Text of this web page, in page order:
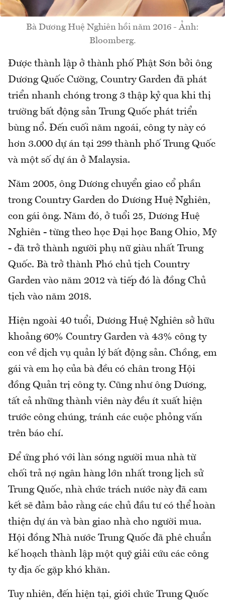
Bà Dương Huệ Nghiên hồi năm 2016 - Ảnh:
Bloomberg.
Được thành lập ở thành phố Phật Sơn bởi ông
Dương Quốc Cường, Country Garden đã phát
triển nhanh chóng trong 3 thập kỷ qua khi thị
trường bất động sản Trung Quốc phát triển
bùng nổ. Đến cuối năm ngoái, công ty này có
hơn 3.000 dự án tại 299 thành phố Trung Quốc
và một số dự án ở Malaysia.
Năm 2005, ông Dương chuyển giao cổ phần
trong Country Garden do Dương Huệ Nghiên,
con gái ông. Năm đó, ở tuổi 25, Dương Huệ
Nghiên - từng theo học Đại học Bang Ohio, Mỹ
- đã trở thành người phụ nữ giàu nhất Trung
Quốc. Bà trở thành Phó chủ tịch Country
Garden vào năm 2012 và tiếp đó là đồng Chủ
tịch vào năm 2018.
Hiện ngoài 40 tuổi, Dương Huệ Nghiên sở hữu
khoảng 60% Country Garden và 43% công ty
con về dịch vụ quản lý bất động sản. Chồng, em
gái và em họ của bà đều có chân trong Hội
đồng Quản trị công ty. Cũng như ông Dương,
tất cả những thành viên này đều ít xuất hiện
trước công chúng, tránh các cuộc phỏng vấn
trên báo chí.
Để ứng phó với làn sóng người mua nhà từ
chối trả nợ ngân hàng lớn nhất trong lịch sử
Trung Quốc, nhà chức trách nước này đã cam
kết sẽ đảm bảo rằng các chủ đầu tư có thể hoàn
thiện dự án và bàn giao nhà cho người mua.
Hội đồng Nhà nước Trung Quốc đã phê chuẩn
kế hoạch thành lập một quỹ giải cứu các công
ty địa ốc gặp khó khăn.
Tuy nhiên, đến hiện tại, giới chức Trung Quốc